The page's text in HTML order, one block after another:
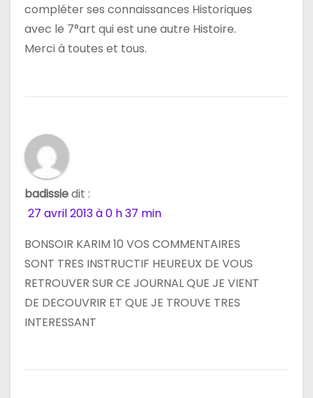
compléter ses connaissances Historiques
avec le 7°art qui est une autre Histoire.
Merci à toutes et tous.
badissiedit :
27 avril 2013 à 0 h 37 min
BONSOIR KARIM 10 VOS COMMENTAIRES
SONT TRES INSTRUCTIF HEUREUX DE VOUS
RETROUVER SUR CE JOURNAL QUE JE VIENT
DE DECOUVRIR ET QUE JE TROUVE TRES
INTERESSANT